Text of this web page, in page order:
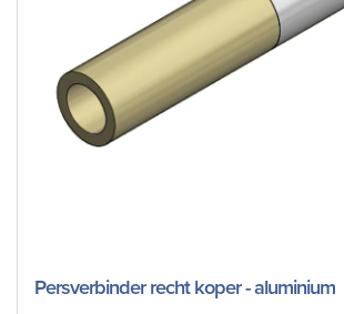
Persverbinder recht koper - aluminium